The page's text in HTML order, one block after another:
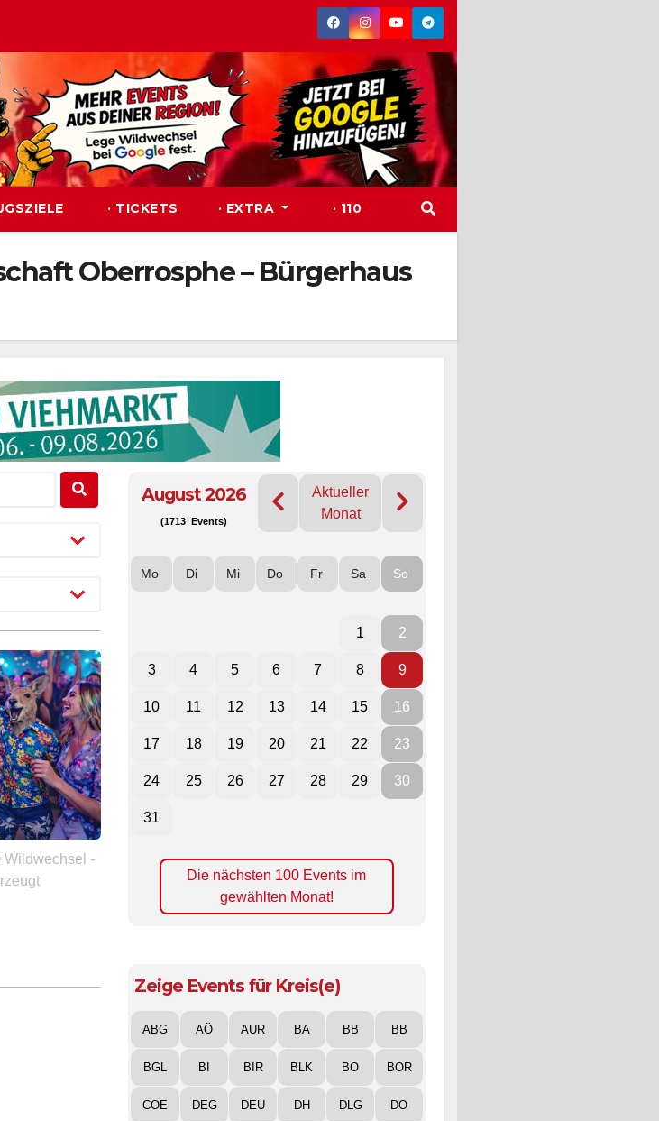
· TICKETS · EXTRA · 110
Oberrosphe – Bürgerhaus
Wildwechsel -
August 2026
(1713 Events)
Aktueller
Monat
Mo Di Mi Do Fr Sa So
1 2
3 4 5 6 7 8 9
10 11 12 13 14 15 16
17 18 19 20 21 22 23
24 25 26 27 28 29 30
31
Die nächsten 100 Events im
gewählten Monat!
Zeige Events für Kreis(e)
ABG AÖ AUR BA BB BB
BGL BI BIR BLK BO BOR
COE DEG DEU DH DLG DO